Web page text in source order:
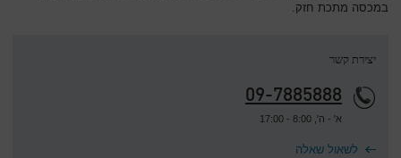
במכסה מתכת חזק.
יצירת קשר
09-7885888
א' - ה', 8:00 - 17:00
לשאול שאלה